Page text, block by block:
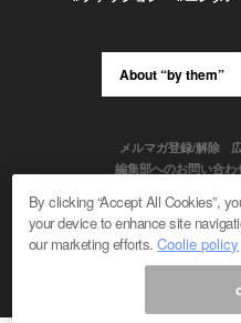
About “by them”
メルマガ登録/解除
編集部へのお問い合わ
Powered by
© 1999-2026
By clicking “Accept All Cookies”,
your device to enhance site
our marketing efforts.Coolie policy